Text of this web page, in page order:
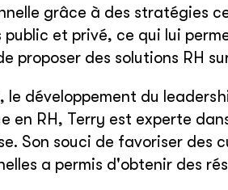
grâce à des stratégies
et privé, ce qui lui
proposer des solutions RH
développement du
en RH, Terry est experte
Son souci de favoriser des
a permis d'obtenir des